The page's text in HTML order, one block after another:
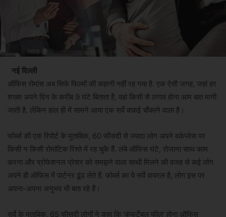
नई दिल्ली
ऑफिस रोमांस अब सिर्फ फिल्मों की कहानी नहीं रह गया है. एक ऐसी जगह, जहां हर
शख्स अपने दिन के करीब 9 घंटे बिताता है, वहां किसी से लगाव होना आम बात मानी
जाती है. लेकिन हाल ही में सामने आया एक सर्वे वाकई चौंकाने वाला है।
फोर्ब्स की एक रिपोर्ट के मुताबिक, 60 फीसदी से ज्यादा लोग अपने वर्कप्लेस पर
किसी न किसी रोमांटिक रिश्ते में रह चुके हैं. लंबे ऑफिस घंटे, रोजाना साथ काम
करना और प्रोफेशनल प्रेशर को समझने वाला साथी मिलने की वजह से कई लोग
अपने ही ऑफिस में पार्टनर ढूंढ लेते हैं. फोर्ब्स का ये सर्वे वायरल है, लोग इस पर
अपना-अपना अनुभव भी बता रहे हैं।
सर्वे के मुताबिक, 65 फीसदी लोगों ने कहा कि 'कंफर्टेबल फील' होना ऑफिस